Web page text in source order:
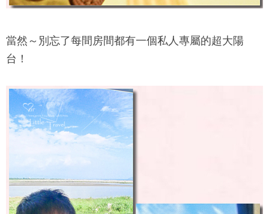
當然～別忘了每間房間都有一個私人專屬的超大陽
台！